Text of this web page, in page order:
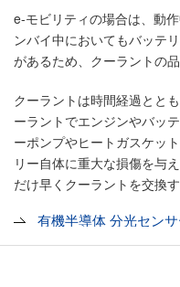
e-モビリティの場合は、動
ンバイ中においてもバッテ
があるため、クーラントの
クーラントは時間経過とと
ーラントでエンジンやバッ
ーポンプやヒートガスケッ
リー自体に重大な損傷を与
だけ早くクーラントを交換
有機半導体 分光セン